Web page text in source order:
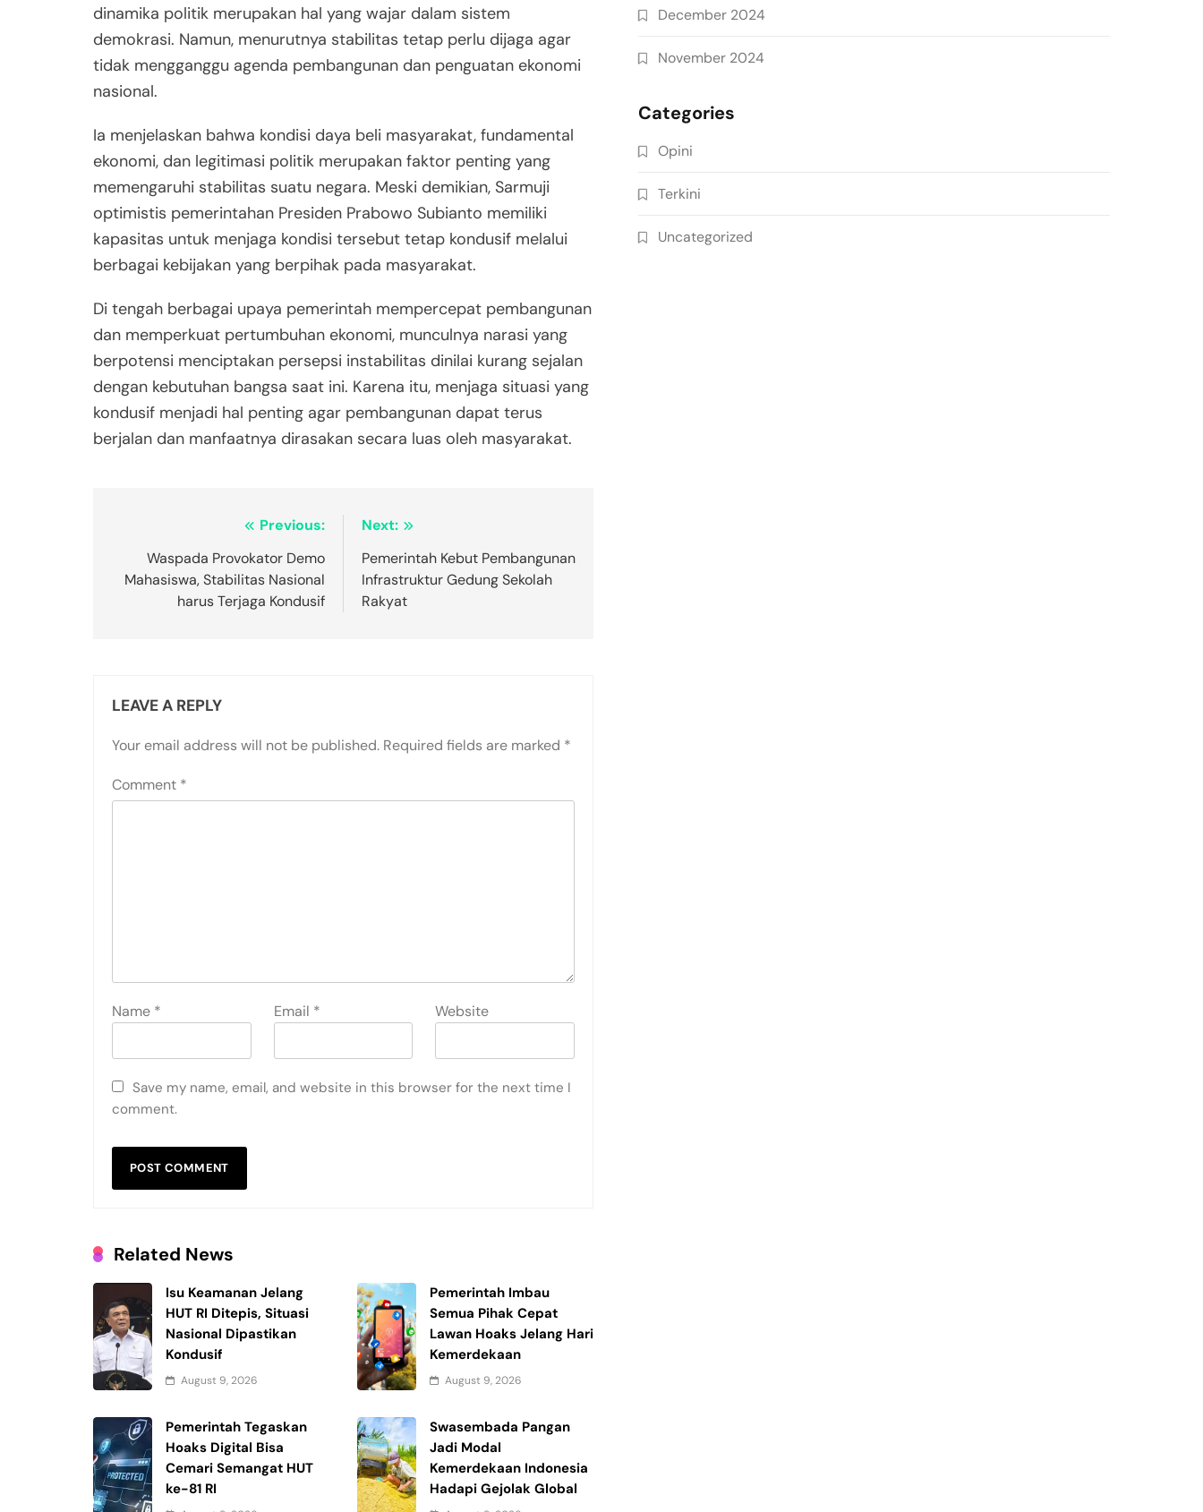
dinamika politik merupakan hal yang wajar dalam sistem
demokrasi. Namun, menurutnya stabilitas tetap perlu dijaga agar
tidak mengganggu agenda pembangunan dan penguatan ekonomi
nasional.
Ia menjelaskan bahwa kondisi daya beli masyarakat, fundamental
ekonomi, dan legitimasi politik merupakan faktor penting yang
memengaruhi stabilitas suatu negara. Meski demikian, Sarmuji
optimistis pemerintahan Presiden Prabowo Subianto memiliki
kapasitas untuk menjaga kondisi tersebut tetap kondusif melalui
berbagai kebijakan yang berpihak pada masyarakat.
Di tengah berbagai upaya pemerintah mempercepat pembangunan
dan memperkuat pertumbuhan ekonomi, munculnya narasi yang
berpotensi menciptakan persepsi instabilitas dinilai kurang sejalan
dengan kebutuhan bangsa saat ini. Karena itu, menjaga situasi yang
kondusif menjadi hal penting agar pembangunan dapat terus
berjalan dan manfaatnya dirasakan secara luas oleh masyarakat.
navigation
Previous:
Waspada Provokator Demo
Mahasiswa, Stabilitas Nasional
harus Terjaga Kondusif
Next:
Pemerintah Kebut Pembangunan
Infrastruktur Gedung Sekolah
Rakyat
LEAVE A REPLY
Your email address will not be published. Required fields are marked *
Comment *
Name * Email * Website
Save my name, email, and website in this browser for the next time I
comment.
Related News
Isu Keamanan Jelang
HUT RI Ditepis, Situasi
Nasional Dipastikan
Kondusif
August 9, 2026
Pemerintah Imbau
Semua Pihak Cepat
Lawan Hoaks Jelang Hari
Kemerdekaan
August 9, 2026
Pemerintah Tegaskan
Hoaks Digital Bisa
Cemari Semangat HUT
ke-81 RI
Swasembada Pangan
Jadi Modal
Kemerdekaan Indonesia
Hadapi Gejolak Global
December 2024
November 2024
Categories
Opini
Terkini
Uncategorized